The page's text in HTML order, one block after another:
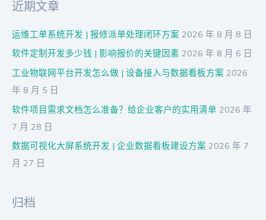
近期文章
运维工单系统开发 | 报修派单处理闭环方案 2026 年 8 月 8 日
软件定制开发多少钱 | 影响报价的关键因素 2026 年 8 月 6 日
工业物联网平台开发怎么做 | 设备接入与数据看板方案 2026
年 8 月 5 日
软件项目需求文档怎么准备？给企业客户的实用清单 2026 年
7 月 28 日
数据可视化大屏系统开发 | 企业数据看板建设方案 2026 年 7
月 27 日
归档